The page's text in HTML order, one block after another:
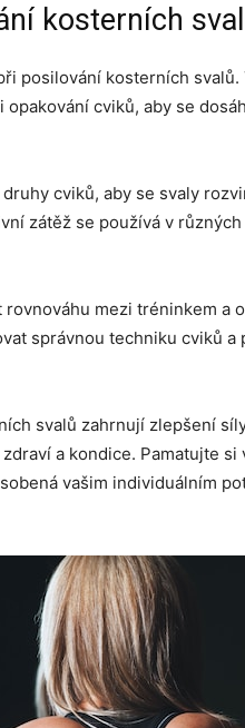
kosterních
posilování kosterních
cviků, aby se
cviků, aby se svaly
zátěž se používá v
mezi tréninkem a
správnou techniku cviků a
svalů zahrnují zlepšení
a kondice. Pamatujte si
vašim individuálním